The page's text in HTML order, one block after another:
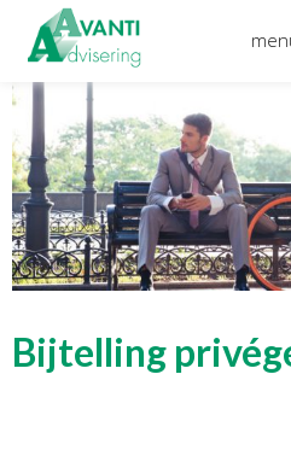
Organisatie
Onze medewerkers
NOAB gecertificeerd
Algemene verordening
gegevensbescherming
Sponsoring
Zoeken
naar:
Bijtelling